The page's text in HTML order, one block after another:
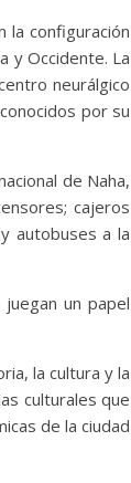
la configuración
y Occidente. La
neurálgico
por su
de Naha,
cajeros
autobuses a la
un papel
la cultura y la
culturales que
de la ciudad